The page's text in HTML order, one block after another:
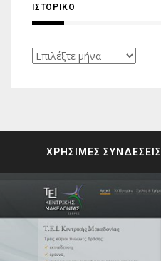
ΙΣΤΟΡΙΚΌ
Ιστορικό
ΧΡΗΣΙΜΕΣ ΣΥΝΔΕΣΕΙΣ